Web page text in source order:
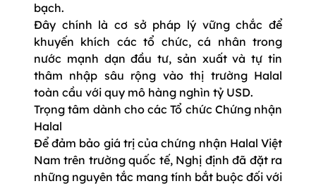
bạch.
Đây chính là cơ sở pháp lý vững chắc để
khuyến khích các tổ chức, cá nhân trong
nước mạnh dạn đầu tư, sản xuất và tự tin
thâm nhập sâu rộng vào thị trường Halal
toàn cầu với quy mô hàng nghìn tỷ USD.
Trọng tâm dành cho các Tổ chức Chứng nhận
Halal
Để đảm bảo giá trị của chứng nhận Halal Việt
Nam trên trường quốc tế, Nghị định đã đặt ra
những nguyên tắc mang tính bắt buộc đối với